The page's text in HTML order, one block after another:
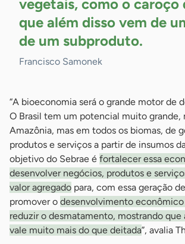
vegetais, como o caroço
que além disso vem de
de um subproduto.
Francisco Samonek
“A bioeconomia será o grande motor de
O Brasil tem um potencial muito grande,
Amazônia, mas em todos os biomas, de
produtos e serviços a partir de insumos
objetivo do Sebrae é fortalecer essa
desenvolver negócios, produtos e
valor agregado para, com essa geração
promover o desenvolvimento
reduzir o desmatamento, mostrando que
vale muito mais do que deitada”, avalia